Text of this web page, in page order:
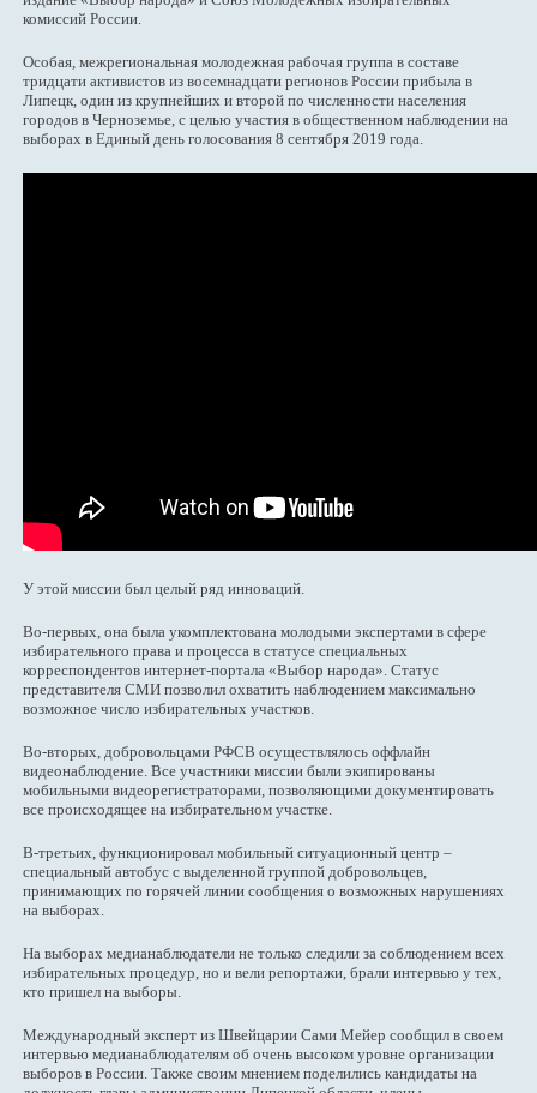
комиссий России.
Особая, межрегиональная молодежная рабочая группа в составе
тридцати активистов из восемнадцати регионов России прибыла в
Липецк, один из крупнейших и второй по численности населения
городов в Черноземье, с целью участия в общественном наблюдении на
выборах в Единый день голосования 8 сентября 2019 года.
У этой миссии был целый ряд инноваций.
Во-первых, она была укомплектована молодыми экспертами в сфере
избирательного права и процесса в статусе специальных
корреспондентов интернет-портала «Выбор народа». Статус
представителя СМИ позволил охватить наблюдением максимально
возможное число избирательных участков.
Во-вторых, добровольцами РФСВ осуществлялось оффлайн
видеонаблюдение. Все участники миссии были экипированы
мобильными видеорегистраторами, позволяющими документировать
все происходящее на избирательном участке.
В-третьих, функционировал мобильный ситуационный центр –
специальный автобус с выделенной группой добровольцев,
принимающих по горячей линии сообщения о возможных нарушениях
на выборах.
На выборах медианаблюдатели не только следили за соблюдением всех
избирательных процедур, но и вели репортажи, брали интервью у тех,
кто пришел на выборы.
Международный эксперт из Швейцарии Сами Мейер сообщил в своем
интервью медианаблюдателям об очень высоком уровне организации
выборов в России. Также своим мнением поделились кандидаты на